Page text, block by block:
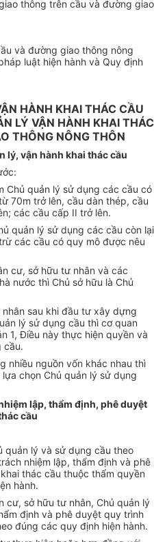
thông trên cầu và đường giao
và đường giao thông nông
luật hiện hành và Quy định
HÀNH KHAI THÁC CẦU
LÝ VẬN HÀNH KHAI THÁC
THÔNG NÔNG THÔN
lý, vận hành khai thác cầu
Chủ quản lý sử dụng các cầu có
70m trở lên, cầu dàn thép, cầu
các cầu cấp II trở lên.
quản lý sử dụng các cầu còn lại
các cầu có quy mô được nêu
cư, sở hữu tư nhân và các
nước thì Chủ sở hữu là Chủ
sau khi đầu tư xây dựng
lý sử dụng cầu thì cơ quan
1, Điều này thực hiện quyền và
cầu.
nhiều nguồn vốn khác nhau thì
chọn Chủ quản lý sử dụng
lập, thẩm định, phê duyệt
cầu
quản lý và sử dụng cầu theo
nhiệm lập, thẩm định và phê
thác cầu thuộc thẩm quyền
hành.
cư, sở hữu tư nhân, Chủ quản lý
định và phê duyệt quy trình
đúng các quy định hiện hành.